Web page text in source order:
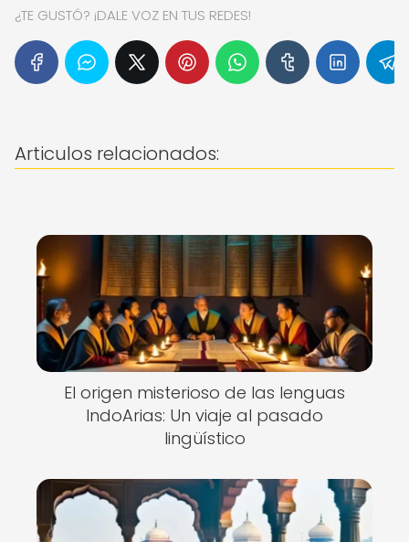
¿TE GUSTÓ? ¡DALE VOZ EN TUS REDES!
Articulos relacionados:
El origen misterioso de las lenguas
IndoArias: Un viaje al pasado
lingüístico